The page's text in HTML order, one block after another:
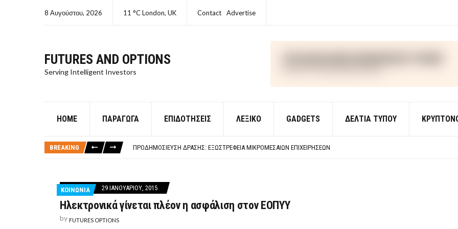
8 Αυγούστου, 2026 11 °C London, UK Contact Advertise
FUTURES AND OPTIONS
Serving Intelligent Investors
HOME ΠΑΡΆΓΩΓΑ ΕΠΙΔΟΤΉΣΕΙΣ ΛΕΞΙΚΌ GADGETS ΔΕΛΤΙΑ ΤΥΠΟΥ
BREAKING
ΠΡΟΔΗΜΟΣΊΕΥΣΗ ΔΡΆΣΗΣ: ΕΞΩΣΤΡΈΦΕΙΑ ΜΙΚΡΟΜΕΣΑΊΩΝ ΕΠΙΧΕΙΡΉΣΕΩΝ
ΤΑΜΕΊΟ ΜΙΚΡΟΠΙΣΤΏΣΕΩΝ ΣΥΧΝΈΣ ΕΡΩΤΉΣΕΙΣ ΑΠΑΝΤΉΣΕΙΣ
ΚΟΙΝΩΝΙΑ 29 ΙΑΝΟΥΑΡΊΟΥ, 2015
Ηλεκτρονικά γίνεται πλέον η ασφάλιση στον ΕΟΠΥΥ
by FUTURES OPTIONS